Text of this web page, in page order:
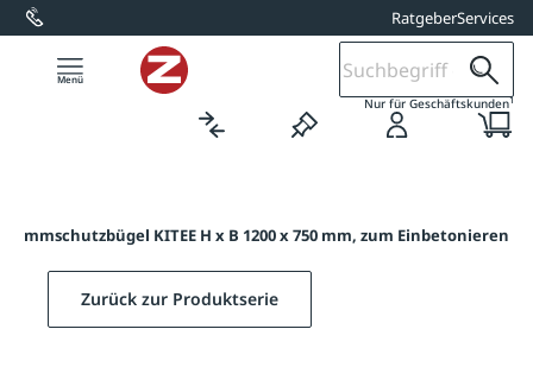
springen RatgeberServices
Nur für Geschäftskunden1
Rammschutzbügel KITEE H x B 1200 x 750 mm, zum Einbetonieren
Zurück zur Produktserie